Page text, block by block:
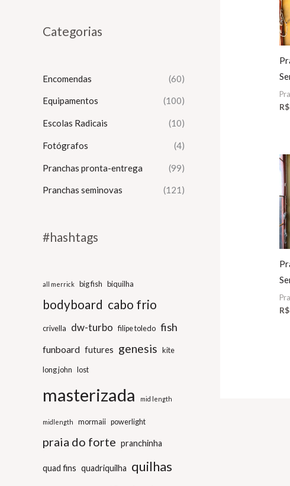
Categorias
Encomendas (60)
Equipamentos (100)
Escolas Radicais (10)
Fotógrafos (4)
Pranchas pronta-entrega (99)
Pranchas seminovas (121)
#hashtags
all merrick big fish biquilha
bodyboard cabo frio
crivella dw-turbo filipe toledo fish
funboard futures genesis kite
long john lost
masterizada mid length
midlength mormaii powerlight
praia do forte pranchinha
quad fins quadriquilha quilhas
R$
R$